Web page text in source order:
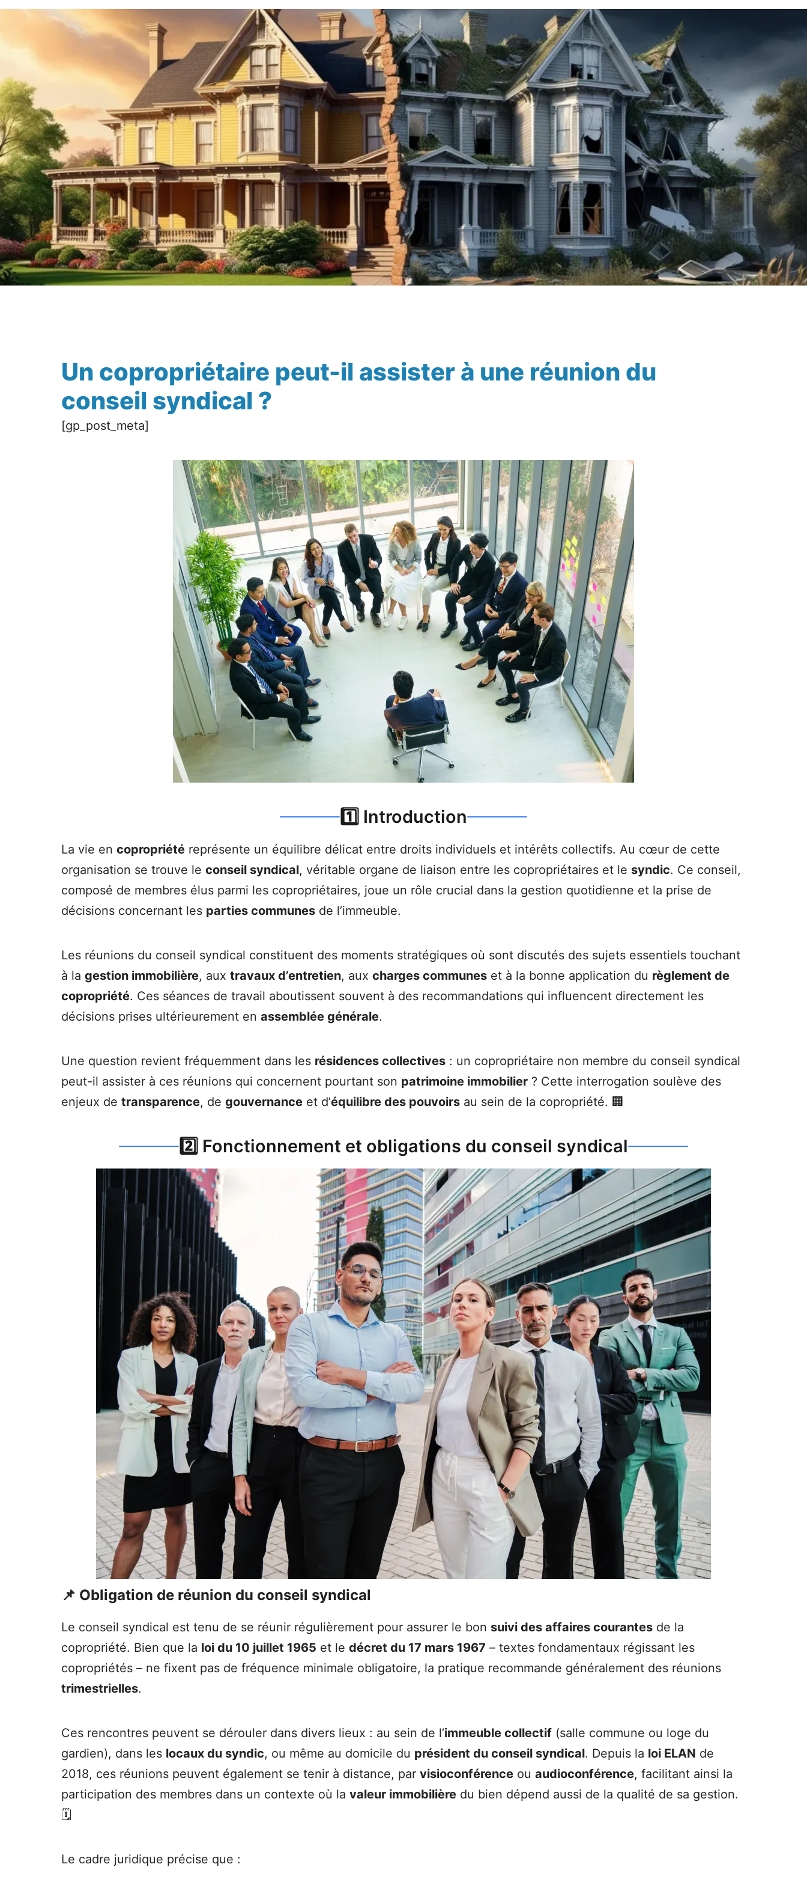
Un copropriétaire peut-il assister à une réunion du
conseil syndical ?
[gp_post_meta]
1️⃣ Introduction
La vie en copropriété représente un équilibre délicat entre droits individuels et intérêts collectifs. Au cœur de cette
organisation se trouve le conseil syndical, véritable organe de liaison entre les copropriétaires et le syndic. Ce conseil,
composé de membres élus parmi les copropriétaires, joue un rôle crucial dans la gestion quotidienne et la prise de
décisions concernant les parties communes de l’immeuble.
Les réunions du conseil syndical constituent des moments stratégiques où sont discutés des sujets essentiels touchant
à la gestion immobilière, aux travaux d’entretien, aux charges communes et à la bonne application du règlement de
copropriété. Ces séances de travail aboutissent souvent à des recommandations qui influencent directement les
décisions prises ultérieurement en assemblée générale.
Une question revient fréquemment dans les résidences collectives : un copropriétaire non membre du conseil syndical
peut-il assister à ces réunions qui concernent pourtant son patrimoine immobilier ? Cette interrogation soulève des
enjeux de transparence, de gouvernance et d’équilibre des pouvoirs au sein de la copropriété. 🏢
2️⃣ Fonctionnement et obligations du conseil syndical
📌 Obligation de réunion du conseil syndical
Le conseil syndical est tenu de se réunir régulièrement pour assurer le bon suivi des affaires courantes de la
copropriété. Bien que la loi du 10 juillet 1965 et le décret du 17 mars 1967 – textes fondamentaux régissant les
copropriétés – ne fixent pas de fréquence minimale obligatoire, la pratique recommande généralement des réunions
trimestrielles.
Ces rencontres peuvent se dérouler dans divers lieux : au sein de l’immeuble collectif (salle commune ou loge du
gardien), dans les locaux du syndic, ou même au domicile du président du conseil syndical. Depuis la loi ELAN de
2018, ces réunions peuvent également se tenir à distance, par visioconférence ou audioconférence, facilitant ainsi la
participation des membres dans un contexte où la valeur immobilière du bien dépend aussi de la qualité de sa gestion.
🗓️
Le cadre juridique précise que :